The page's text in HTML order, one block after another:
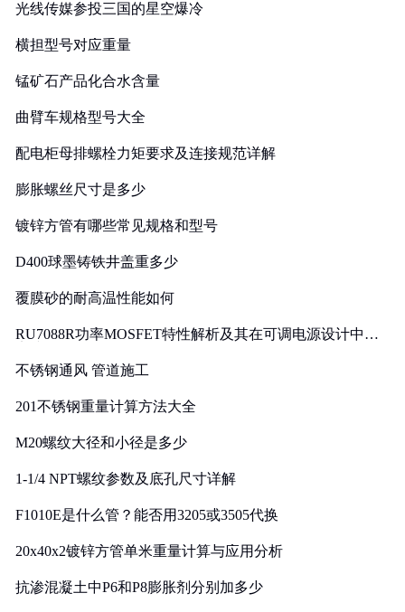
光线传媒参投三国的星空爆冷
横担型号对应重量
锰矿石产品化合水含量
曲臂车规格型号大全
配电柜母排螺栓力矩要求及连接规范详解
膨胀螺丝尺寸是多少
镀锌方管有哪些常见规格和型号
D400球墨铸铁井盖重多少
覆膜砂的耐高温性能如何
RU7088R功率MOSFET特性解析及其在可调电源设计中的
不锈钢通风 管道施工
201不锈钢重量计算方法大全
M20螺纹大径和小径是多少
1-1/4 NPT螺纹参数及底孔尺寸详解
F1010E是什么管？能否用3205或3505代换
20x40x2镀锌方管单米重量计算与应用分析
抗渗混凝土中P6和P8膨胀剂分别加多少